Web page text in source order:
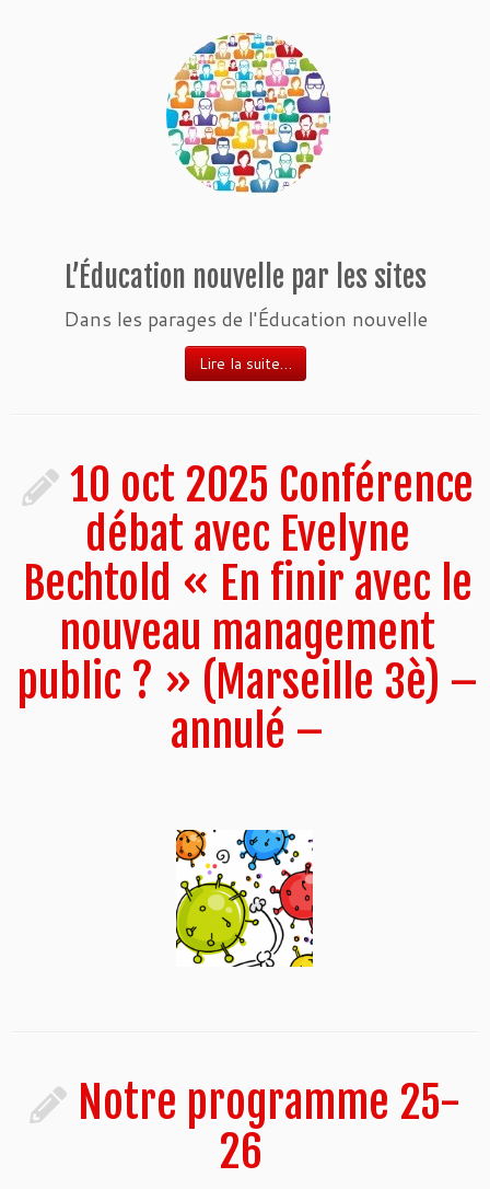
L’Éducation nouvelle par les sites
Dans les parages de l'Éducation nouvelle
Lire la suite…
10 oct 2025 Conférence
débat avec Evelyne
Bechtold « En finir avec le
nouveau management
public ? » (Marseille 3è) –
annulé –
Notre programme 25-
26